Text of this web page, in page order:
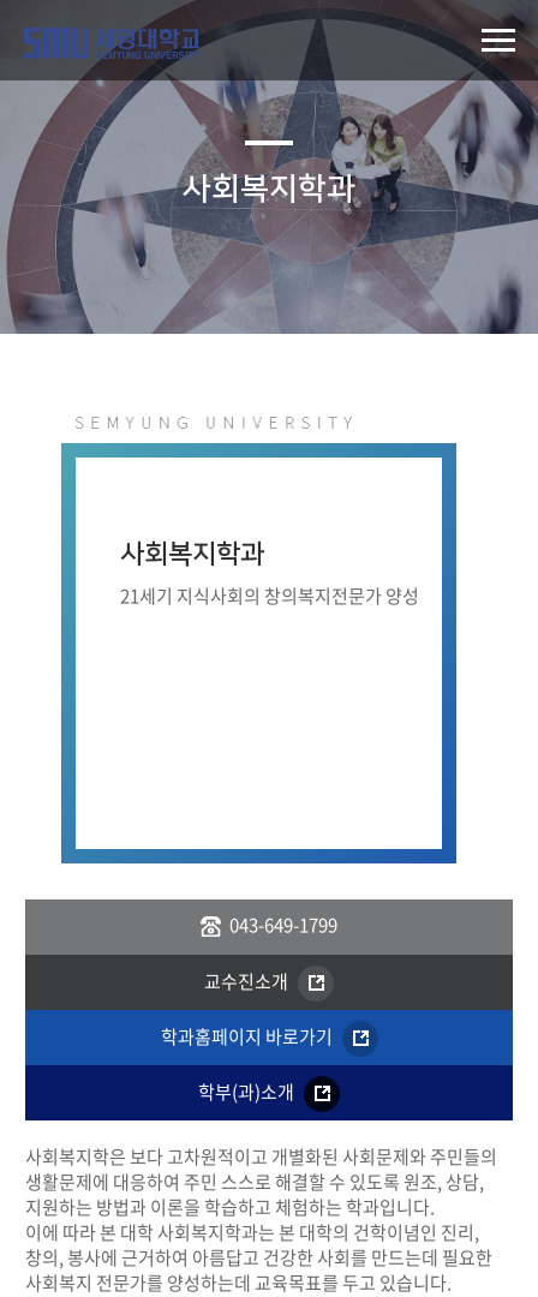
사회복지학과
사회복지학과
21세기 지식사회의 창의복지전문가 양성
043-649-1799
교수진소개
학과홈페이지 바로가기
학부(과)소개
사회복지학은 보다 고차원적이고 개별화된 사회문제와 주민들의
생활문제에 대응하여 주민 스스로 해결할 수 있도록 원조, 상담,
지원하는 방법과 이론을 학습하고 체험하는 학과입니다.
이에 따라 본 대학 사회복지학과는 본 대학의 건학이념인 진리,
창의, 봉사에 근거하여 아름답고 건강한 사회를 만드는데 필요한
사회복지 전문가를 양성하는데 교육목표를 두고 있습니다.